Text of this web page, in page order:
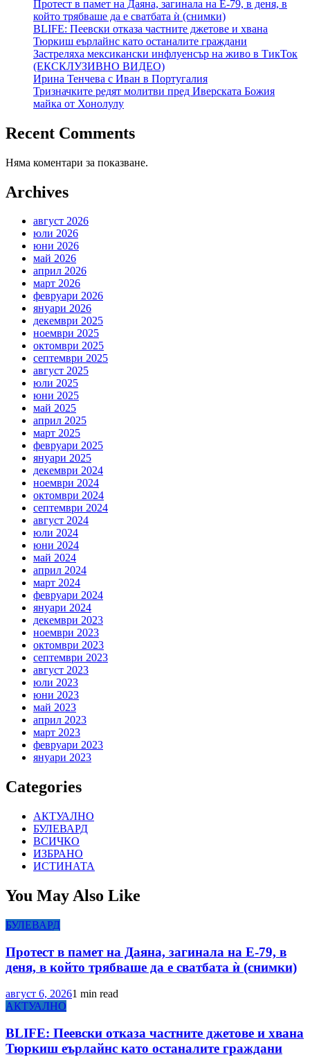
Протест в памет на Даяна, загинала на Е-79, в деня, в
който трябваше да е сватбата ѝ (снимки)
BLIFE: Пеевски отказа частните джетове и хвана
Тюркиш еърлайнс като останалите граждани
Застреляха мексикански инфлуенсър на живо в ТикТок
(ЕКСКЛУЗИВНО ВИДЕО)
Ирина Тенчева с Иван в Португалия
Тризначките редят молитви пред Иверската Божия
майка от Хонолулу
Recent Comments
Няма коментари за показване.
Archives
август 2026
юли 2026
юни 2026
май 2026
април 2026
март 2026
февруари 2026
януари 2026
декември 2025
ноември 2025
октомври 2025
септември 2025
август 2025
юли 2025
юни 2025
май 2025
април 2025
март 2025
февруари 2025
януари 2025
декември 2024
ноември 2024
октомври 2024
септември 2024
август 2024
юли 2024
юни 2024
май 2024
април 2024
март 2024
февруари 2024
януари 2024
декември 2023
ноември 2023
октомври 2023
септември 2023
август 2023
юли 2023
юни 2023
май 2023
април 2023
март 2023
февруари 2023
януари 2023
Categories
АКТУАЛНО
БУЛЕВАРД
ВСИЧКО
ИЗБРАНО
ИСТИНАТА
You May Also Like
БУЛЕВАРД
Протест в памет на Даяна, загинала на Е-79, в
деня, в който трябваше да е сватбата ѝ (снимки)
август 6, 20261 min read
АКТУАЛНО
BLIFE: Пеевски отказа частните джетове и хвана
Тюркиш еърлайнс като останалите граждани